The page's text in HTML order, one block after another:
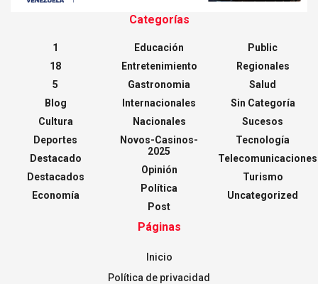
Categorías
1
18
5
Blog
Cultura
Deportes
Destacado
Destacados
Economía
Educación
Entretenimiento
Gastronomia
Internacionales
Nacionales
Novos-Casinos-
2025
Opinión
Política
Post
Public
Regionales
Salud
Sin Categoría
Sucesos
Tecnología
Telecomunicaciones
Turismo
Uncategorized
Páginas
Inicio
Política de privacidad